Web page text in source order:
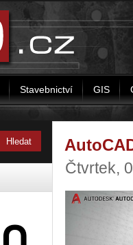
Stavebnictví GIS
Čtvrtek,